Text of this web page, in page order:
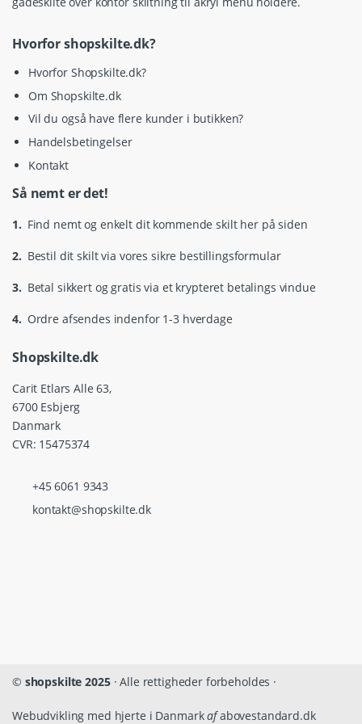
Hvorfor shopskilte.dk?
Hvorfor Shopskilte.dk?
Om Shopskilte.dk
Vil du også have flere kunder i butikken?
Handelsbetingelser
Kontakt
Så nemt er det!
1. Find nemt og enkelt dit kommende skilt her på siden
2. Bestil dit skilt via vores sikre bestillingsformular
3. Betal sikkert og gratis via et krypteret betalings vindue
4. Ordre afsendes indenfor 1-3 hverdage
Shopskilte.dk
Carit Etlars Alle 63,
6700 Esbjerg
Danmark
CVR: 15475374
+45 6061 9343
kontakt@shopskilte.dk
© shopskilte 2025· Alle rettigheder forbeholdes ·
Webudvikling med hjerte i Danmarkafabovestandard.dk